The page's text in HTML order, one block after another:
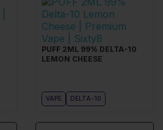
PUFF 2ML 99% DELTA-10
LEMON CHEESE
VAPE DELTA-10